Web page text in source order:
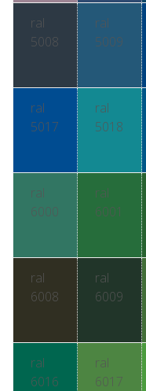
ral
5008
ral
5009
ral
5017
ral
5018
ral
6000
ral
6001
ral
6008
ral
6009
ral
6016
ral
6017